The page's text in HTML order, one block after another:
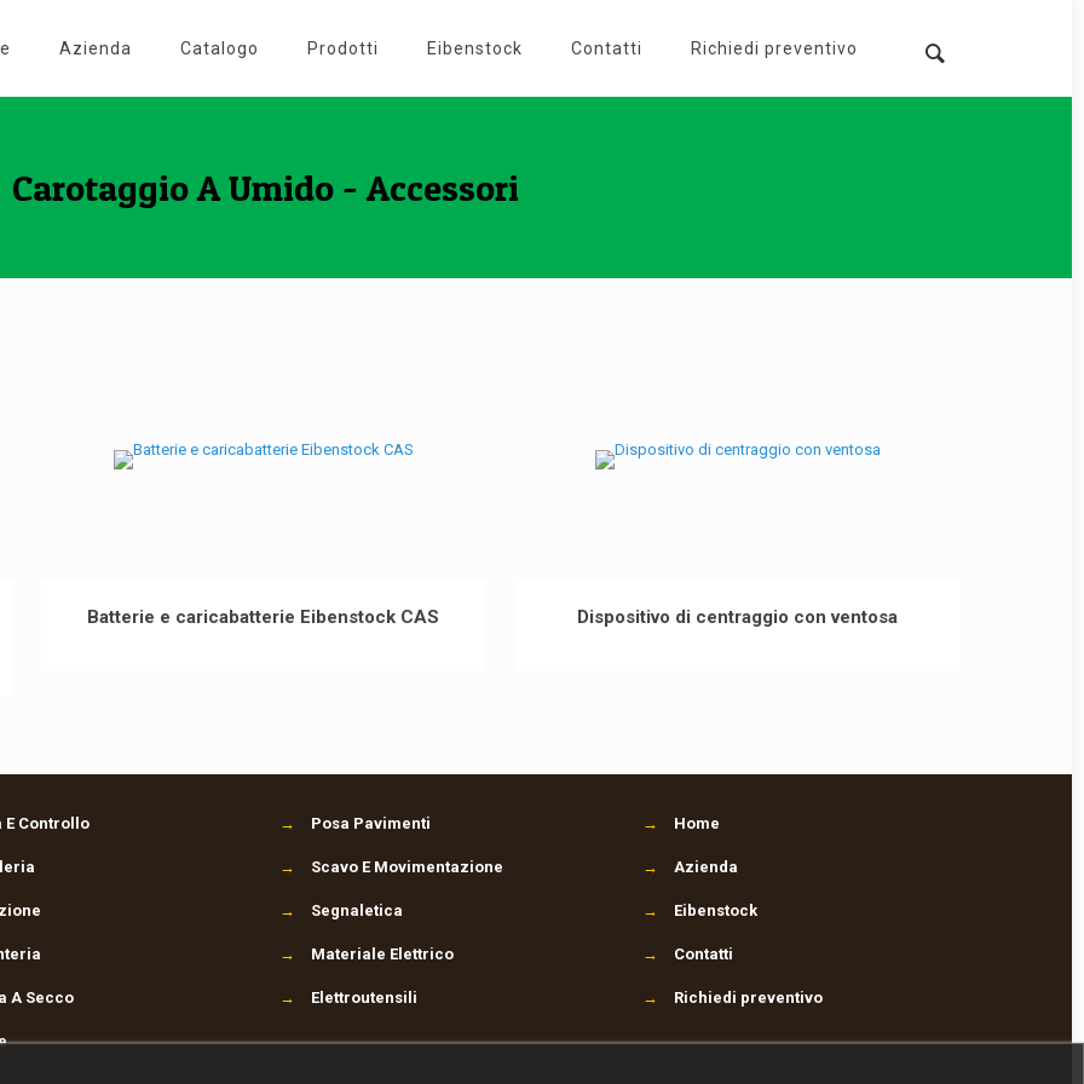
Azienda Catalogo Prodotti Eibenstock Contatti Richiedi preventivo
Carotaggio A Umido - Accessori
Batterie e caricabatterie Eibenstock CAS Dispositivo di centraggio con ventosa
Controllo
A Secco
→ Posa Pavimenti
→ Scavo E Movimentazione
→ Segnaletica
→ Materiale Elettrico
→ Elettroutensili
→ Home
→ Azienda
→ Eibenstock
→ Contatti
→ Richiedi preventivo